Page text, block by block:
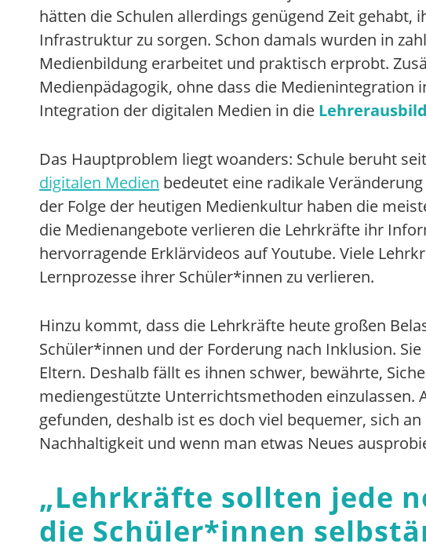
hätten die Schulen allerdings genügend Zeit
Infrastruktur zu sorgen. Schon damals wurden in
Medienbildung erarbeitet und praktisch erprobt.
Medienpädagogik, ohne dass die
Integration der digitalen Medien in die
Das Hauptproblem liegt woanders: Schule beruht
digitalen Medien bedeutet eine radikale
der Folge der heutigen Medienkultur haben die
die Medienangebote verlieren die Lehrkräfte ihr
hervorragende Erklärvideos auf Youtube. Viele
Lernprozesse ihrer Schüler*innen zu verlieren.
Hinzu kommt, dass die Lehrkräfte heute großen
Schüler*innen und der Forderung nach Inklusion.
Eltern. Deshalb fällt es ihnen schwer, bewährte,
mediengestützte Unterrichtsmethoden einzulassen.
gefunden, deshalb ist es doch viel bequemer, sich
Nachhaltigkeit und wenn man etwas Neues
„Lehrkräfte sollten jede
die Schüler*innen